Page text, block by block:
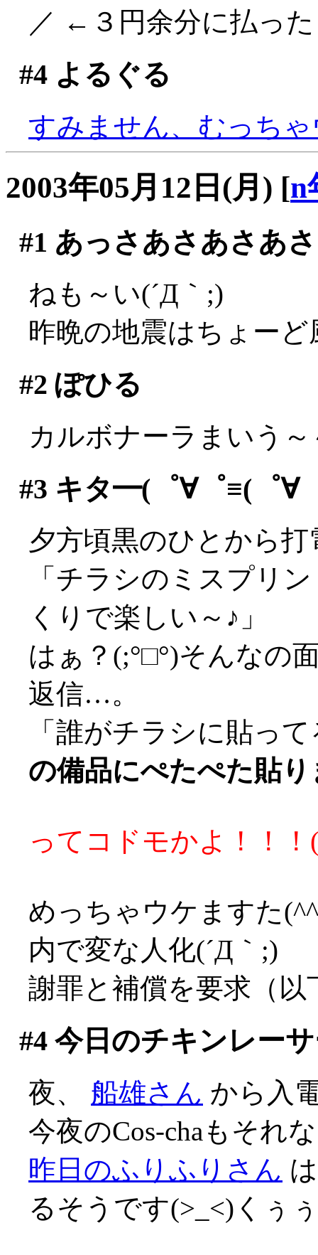
／ ←３円余分に払っ
#4よるぐる
すみません、むっち
2003年05月12日(月) [n
#1 あっさあさあさあ
ねも～い(´Д｀;)
昨晩の地震はちょー
#2 ぽひる
カルボナーラまいう
#3 キタ━(゜∀゜≡(゜∀
夕方頃黒のひとから打
「チラシのミスプリ
くりで楽しい～♪」
はぁ？(;°□°)そんなの
返信…。
「誰がチラシに貼っ
の備品にぺたぺた貼
ってコドモかよ！！
めっちゃウケますた
内で変な人化(´Д｀;)
謝罪と補償を要求（以
#4今日のチキンレー
夜、 船雄さん から入
今夜のCos-chaもそれ
昨日のふりふりさん
るそうです(>_<)くぅ